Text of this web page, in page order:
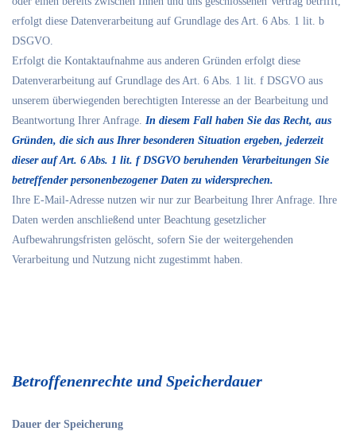
erfolgt diese Datenverarbeitung auf Grundlage des Art. 6 Abs. 1 lit. b
DSGVO.
Erfolgt die Kontaktaufnahme aus anderen Gründen erfolgt diese
Datenverarbeitung auf Grundlage des Art. 6 Abs. 1 lit. f DSGVO aus
unserem überwiegenden berechtigten Interesse an der Bearbeitung und
Beantwortung Ihrer Anfrage. In diesem Fall haben Sie das Recht, aus
Gründen, die sich aus Ihrer besonderen Situation ergeben, jederzeit
dieser auf Art. 6 Abs. 1 lit. f DSGVO beruhenden Verarbeitungen Sie
betreffender personenbezogener Daten zu widersprechen.
Ihre E-Mail-Adresse nutzen wir nur zur Bearbeitung Ihrer Anfrage. Ihre
Daten werden anschließend unter Beachtung gesetzlicher
Aufbewahrungsfristen gelöscht, sofern Sie der weitergehenden
Verarbeitung und Nutzung nicht zugestimmt haben.
Betroffenenrechte und Speicherdauer
Dauer der Speicherung